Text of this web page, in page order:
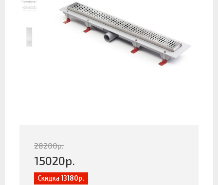
28200р.
15020р.
Скидка 13180р.